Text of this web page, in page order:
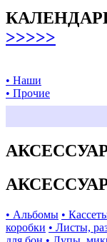
>>>>>
• Наши
• Прочие
• Альбомы •
коробки • Листы,